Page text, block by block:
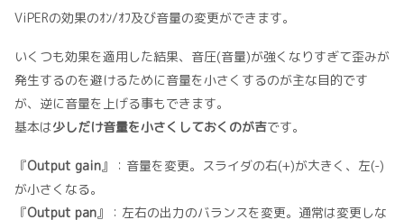
ViPERの効果のｵﾝ/ｵﾌ及び音量の変更ができます。
いくつも効果を適用した結果、音圧(音量)が強くなりすぎて歪みが
発生するのを避けるために音量を小さくするのが主な目的です
が、逆に音量を上げる事もできます。
基本は少しだけ音量を小さくしておくのが吉です。
『Output gain 』：音量を変更。スライダの右(+)が大きく、左(-)
が小さくなる。
『Output pan 』：左右の出力のバランスを変更。通常は変更しな